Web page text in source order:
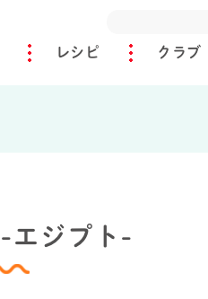
レシピ クラブ
エジプト-